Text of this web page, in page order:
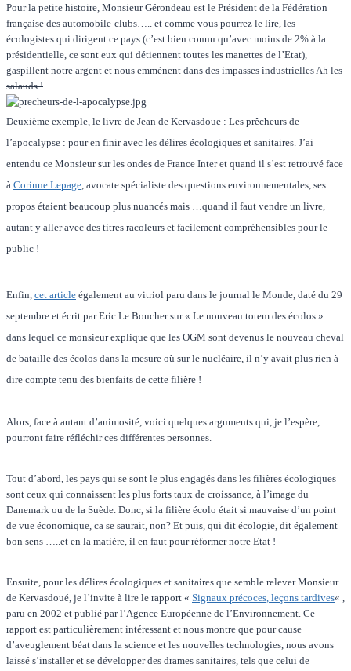
Pour la petite histoire, Monsieur Gérondeau est le Président de la Fédération
française des automobile-clubs….. et comme vous pourrez le lire, les
écologistes qui dirigent ce pays (c’est bien connu qu’avec moins de 2% à la
présidentielle, ce sont eux qui détiennent toutes les manettes de l’Etat),
gaspillent notre argent et nous emmènent dans des impasses industriellesAh les
salauds !
Deuxième exemple, le livre de Jean de Kervasdoue : Les prêcheurs de
l’apocalypse : pour en finir avec les délires écologiques et sanitaires. J’ai
entendu ce Monsieur sur les ondes de France Inter et quand il s’est retrouvé face
à Corinne Lepage , avocate spécialiste des questions environnementales, ses
propos étaient beaucoup plus nuancés mais …quand il faut vendre un livre,
autant y aller avec des titres racoleurs et facilement compréhensibles pour le
public !
Enfin, cet article également au vitriol paru dans le journal le Monde, daté du 29
septembre et écrit par Eric Le Boucher sur « Le nouveau totem des écolos »
dans lequel ce monsieur explique que les OGM sont devenus le nouveau cheval
de bataille des écolos dans la mesure où sur le nucléaire, il n’y avait plus rien à
dire compte tenu des bienfaits de cette filière !
Alors, face à autant d’animosité, voici quelques arguments qui, je l’espère,
pourront faire réfléchir ces différentes personnes.
Tout d’abord, les pays qui se sont le plus engagés dans les filières écologiques
sont ceux qui connaissent les plus forts taux de croissance, à l’image du
Danemark ou de la Suède. Donc, si la filière écolo était si mauvaise d’un point
de vue économique, ca se saurait, non? Et puis, qui dit écologie, dit également
bon sens …..et en la matière, il en faut pour réformer notre Etat !
Ensuite, pour les délires écologiques et sanitaires que semble relever Monsieur
de Kervasdoué, je l’invite à lire le rapport « Signaux précoces, leçons tardives« ,
paru en 2002 et publié par l’Agence Européenne de l’Environnement. Ce
rapport est particulièrement intéressant et nous montre que pour cause
d’aveuglement béat dans la science et les nouvelles technologies, nous avons
laissé s’installer et se développer des drames sanitaires, tels que celui de